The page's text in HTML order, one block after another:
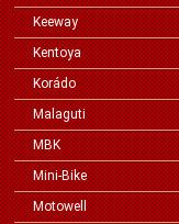
Keeway
Kentoya
Korádo
Malaguti
MBK
Mini-Bike
Motowell